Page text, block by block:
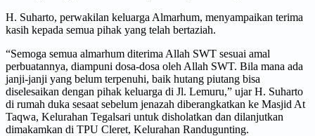
H. Suharto, perwakilan keluarga Almarhum, menyampaikan terima
kasih kepada semua pihak yang telah bertaziah.
“Semoga semua almarhum diterima Allah SWT sesuai amal
perbuatannya, diampuni dosa-dosa oleh Allah SWT. Bila mana ada
janji-janji yang belum terpenuhi, baik hutang piutang bisa
diselesaikan dengan pihak keluarga di Jl. Lemuru,” ujar H. Suharto
di rumah duka sesaat sebelum jenazah diberangkatkan ke Masjid At
Taqwa, Kelurahan Tegalsari untuk disholatkan dan dilanjutkan
dimakamkan di TPU Cleret, Kelurahan Randugunting.